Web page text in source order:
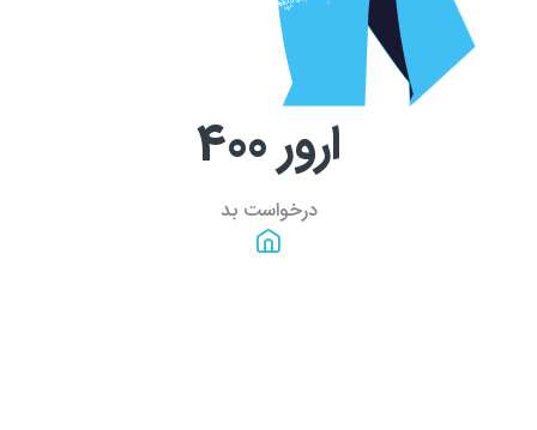
ارور400
درخواست بد